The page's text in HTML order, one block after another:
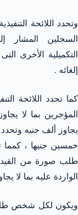
وتحدد اللائحة
السجلين المشار
التكميلية الأخرى
إلغائه .
كما تحدد اللائحة
المؤجرين بما لا
يجاوز ألف جنيه
خمسين جنيها ، كمما
طلب صورة من القيد
الواردة عليه بما لا
ويكون لكل شخص